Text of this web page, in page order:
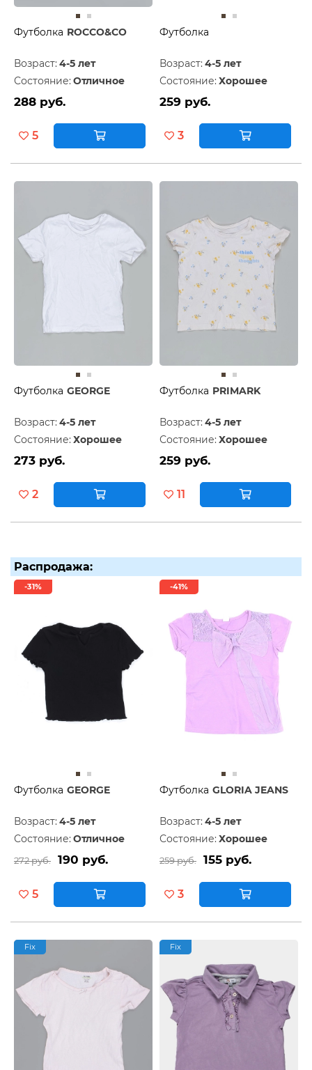
Футболка ROCCO&CO
Возраст: 4-5 лет
Состояние: Отличное
288 руб.
5
Футболка
Возраст: 4-5 лет
Состояние: Хорошее
259 руб.
3
Футболка GEORGE
Возраст: 4-5 лет
Состояние: Хорошее
273 руб.
2
Футболка PRIMARK
Возраст: 4-5 лет
Состояние: Хорошее
259 руб.
11
Распродажа:
-31%
Футболка GEORGE
Возраст: 4-5 лет
Состояние: Отличное
272 руб. 190 руб.
5
-41%
Футболка GLORIA JEANS
Возраст: 4-5 лет
Состояние: Хорошее
259 руб. 155 руб.
3
Fix Fix